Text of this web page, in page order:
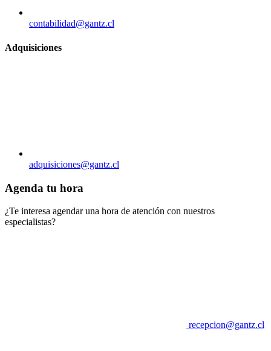
contabilidad@gantz.cl
Adquisiciones
adquisiciones@gantz.cl
Agenda tu hora
¿Te interesa agendar una hora de atención con nuestros
especialistas?
recepcion@gantz.cl